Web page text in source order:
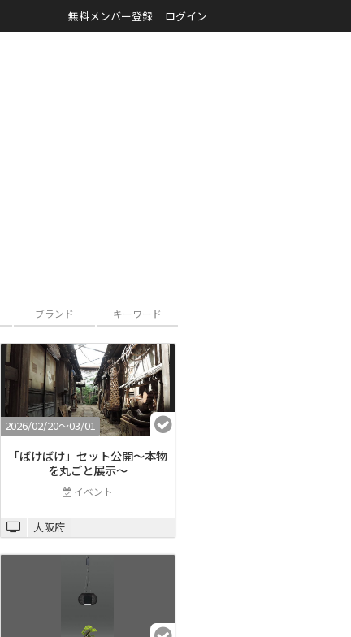
無料メンバー登録 ログイン
ブランド キーワード
2026/02/20〜03/01
「ばけばけ」セット公開～本物
を丸ごと展示～
イベント
大阪府